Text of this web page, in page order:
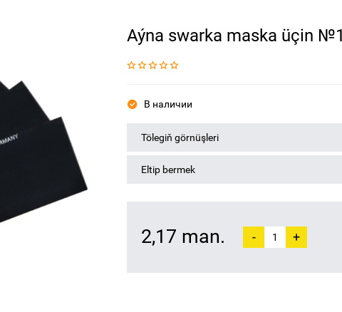
Aýna swarka maska üçin
В наличии
Tölegiň görnüşleri
Eltip bermek
2,17 man. - +